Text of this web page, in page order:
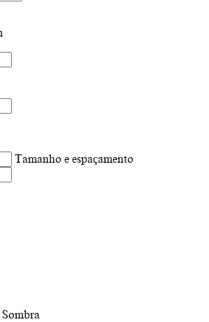
Tamanho e espaçamento
Sombra